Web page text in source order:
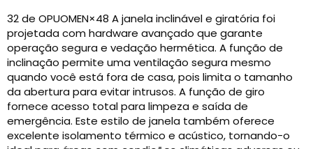
32 de OPUOMEN×48 A janela inclinável e giratória foi
projetada com hardware avançado que garante
operação segura e vedação hermética. A função de
inclinação permite uma ventilação segura mesmo
quando você está fora de casa, pois limita o tamanho
da abertura para evitar intrusos. A função de giro
fornece acesso total para limpeza e saída de
emergência. Este estilo de janela também oferece
excelente isolamento térmico e acústico, tornando-o